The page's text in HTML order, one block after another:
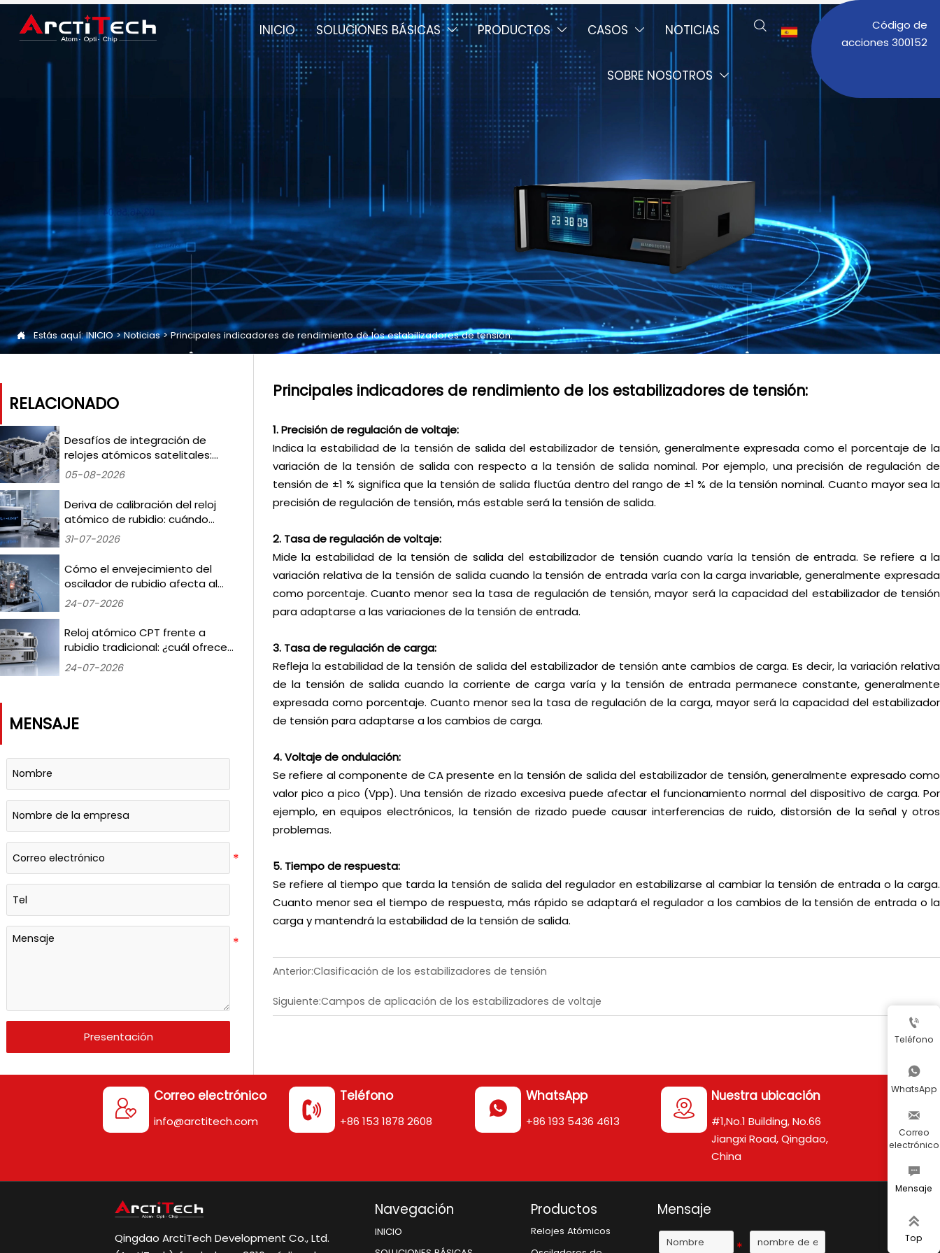
INICIO SOLUCIONES BÁSICAS  PRODUCTOS  CASOS  NOTICIAS
SOBRE NOSOTROS 
 
Código de
acciones 300152
 Estás aquí:INICIO>Noticias>Principales indicadores de rendimiento de los estabilizadores de tensión:
RELACIONADO
Desafíos de integración de
relojes atómicos satelitales:
mitigación de los
desplazamientos de frecuencia
inducidos por la radiación en
misiones LEO
05-08-2026
Deriva de calibración del reloj
atómico de rubidio: cuándo
volver a realizar las pruebas y
recertificación
31-07-2026
Cómo el envejecimiento del
oscilador de rubidio afecta al
ruido de fase en la sincronización
Medido durante 18 meses
24-07-2026
Reloj atómico CPT frente a
rubidio tradicional: ¿cuál ofrece
una mejor estabilidad a largo
24-07-2026
MENSAJE
Presentación
Principales indicadores de rendimiento de los estabilizadores de tensión:
1. Precisión de regulación de voltaje:
Indica la estabilidad de la tensión de salida del estabilizador de tensión, generalmente expresada como el porcentaje de la
variación de la tensión de salida con respecto a la tensión de salida nominal. Por ejemplo, una precisión de regulación de
tensión de ±1 % significa que la tensión de salida fluctúa dentro del rango de ±1 % de la tensión nominal. Cuanto mayor sea la
precisión de regulación de tensión, más estable será la tensión de salida.
2. Tasa de regulación de voltaje:
Mide la estabilidad de la tensión de salida del estabilizador de tensión cuando varía la tensión de entrada. Se refiere a la
variación relativa de la tensión de salida cuando la tensión de entrada varía con la carga invariable, generalmente expresada
como porcentaje. Cuanto menor sea la tasa de regulación de tensión, mayor será la capacidad del estabilizador de tensión
para adaptarse a las variaciones de la tensión de entrada.
3. Tasa de regulación de carga:
Refleja la estabilidad de la tensión de salida del estabilizador de tensión ante cambios de carga. Es decir, la variación relativa
de la tensión de salida cuando la corriente de carga varía y la tensión de entrada permanece constante, generalmente
expresada como porcentaje. Cuanto menor sea la tasa de regulación de la carga, mayor será la capacidad del estabilizador
de tensión para adaptarse a los cambios de carga.
4. Voltaje de ondulación:
Se refiere al componente de CA presente en la tensión de salida del estabilizador de tensión, generalmente expresado como
valor pico a pico (Vpp). Una tensión de rizado excesiva puede afectar el funcionamiento normal del dispositivo de carga. Por
ejemplo, en equipos electrónicos, la tensión de rizado puede causar interferencias de ruido, distorsión de la señal y otros
problemas.
5. Tiempo de respuesta:
Se refiere al tiempo que tarda la tensión de salida del regulador en estabilizarse al cambiar la tensión de entrada o la carga.
Cuanto menor sea el tiempo de respuesta, más rápido se adaptará el regulador a los cambios de la tensión de entrada o la
carga y mantendrá la estabilidad de la tensión de salida.
Anterior:Clasificación de los estabilizadores de tensión
Siguiente:Campos de aplicación de los estabilizadores de voltaje

Correo electrónico
info@arctitech.com

Teléfono
+86 153 1878 2608

WhatsApp
+86 193 5436 4613

Nuestra ubicación
#1,No.1 Building, No.66
Jiangxi Road, Qingdao,
China
Qingdao ArctiTech Development Co., Ltd.
Navegación
INICIO
Productos
Relojes Atómicos
Mensaje

Teléfono

WhatsApp

Correo
electrónico

Mensaje

Top